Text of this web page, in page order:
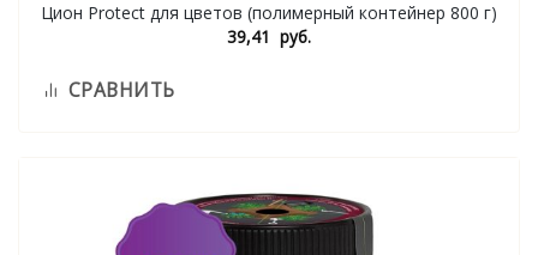
Цион Protect для цветов (полимерный контейнер 800 г)
39,41 руб.
СРАВНИТЬ